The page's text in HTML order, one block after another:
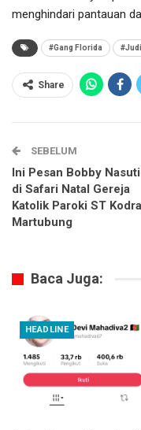
menghindari pantauan
#Gang Florida
Share
SEBELUM
Ini Pesan Bobby
di Safari Natal Gereja
Katolik Paroki ST
Martubung
Baca Juga:
HEADLINE